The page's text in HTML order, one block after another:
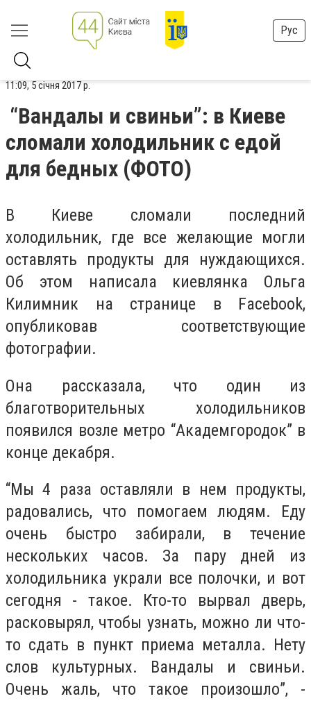
Рус
11:09, 5 січня 2017 р.
“Вандалы и свиньи”: в Киеве
сломали холодильник с едой
для бедных (ФОТО)
В Киеве сломали последний
холодильник, где все желающие могли
оставлять продукты для нуждающихся.
Об этом написала киевлянка Ольга
Килимник на странице в Facebook,
опубликовав соответствующие
фотографии.
Она рассказала, что один из
благотворительных холодильников
появился возле метро “Академгородок” в
конце декабря.
“Мы 4 раза оставляли в нем продукты,
радовались, что помогаем людям. Еду
очень быстро забирали, в течение
нескольких часов. За пару дней из
холодильника украли все полочки, и вот
сегодня - такое. Кто-то вырвал дверь,
расковырял, чтобы узнать, можно ли что-
то сдать в пункт приема металла. Нету
слов культурных. Вандалы и свиньи.
Очень жаль, что такое произошло”, -